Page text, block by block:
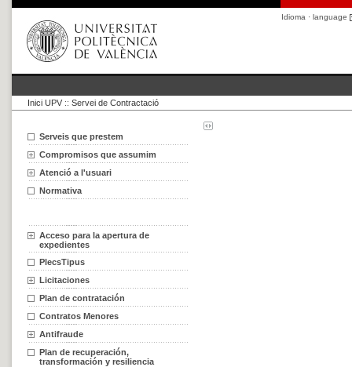
Idioma · language
Inici UPV :: Servei de Contractació
Serveis que prestem
Compromisos que assumim
Atenció a l'usuari
Normativa
Acceso para la apertura de
expedientes
PlecsTipus
Licitaciones
Plan de contratación
Contratos Menores
Antifraude
Plan de recuperación,
transformación y resiliencia